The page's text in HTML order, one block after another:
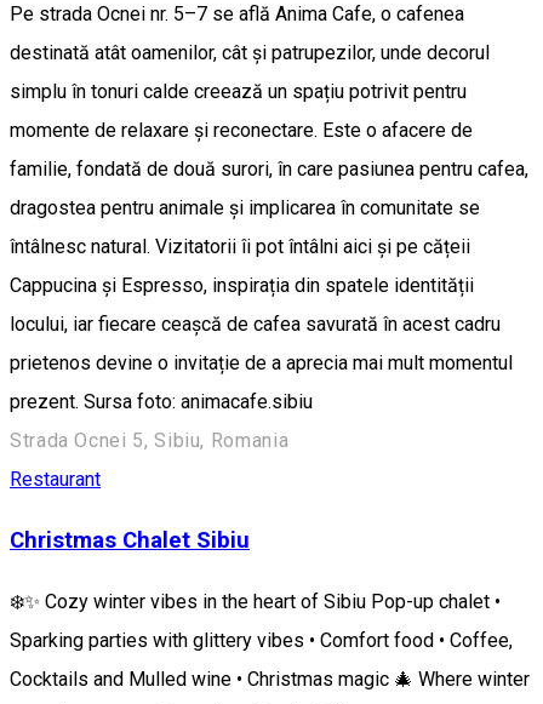
Pe strada Ocnei nr. 5–7 se află Anima Cafe, o cafenea
destinată atât oamenilor, cât și patrupezilor, unde decorul
simplu în tonuri calde creează un spațiu potrivit pentru
momente de relaxare și reconectare. Este o afacere de
familie, fondată de două surori, în care pasiunea pentru cafea,
dragostea pentru animale și implicarea în comunitate se
întâlnesc natural. Vizitatorii îi pot întâlni aici și pe cățeii
Cappucina și Espresso, inspirația din spatele identității
locului, iar fiecare ceașcă de cafea savurată în acest cadru
prietenos devine o invitație de a aprecia mai mult momentul
prezent. Sursa foto: animacafe.sibiu
Strada Ocnei 5, Sibiu, Romania
Restaurant
Christmas Chalet Sibiu
❄️✨ Cozy winter vibes in the heart of Sibiu Pop-up chalet •
Sparking parties with glittery vibes • Comfort food • Coffee,
Cocktails and Mulled wine • Christmas magic 🎄 Where winter